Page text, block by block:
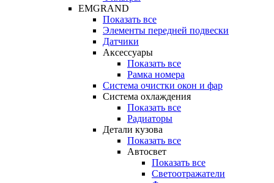
EMGRAND
Показать все
Элементы передней подвески
Датчики
Аксессуары
Показать все
Рамка номера
Система очистки окон и фар
Система охлаждения
Показать все
Радиаторы
Детали кузова
Показать все
Автосвет
Показать все
Светоотражатели